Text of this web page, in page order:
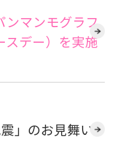
ンマンモグラフ
スデー）を実施
」のお見舞い